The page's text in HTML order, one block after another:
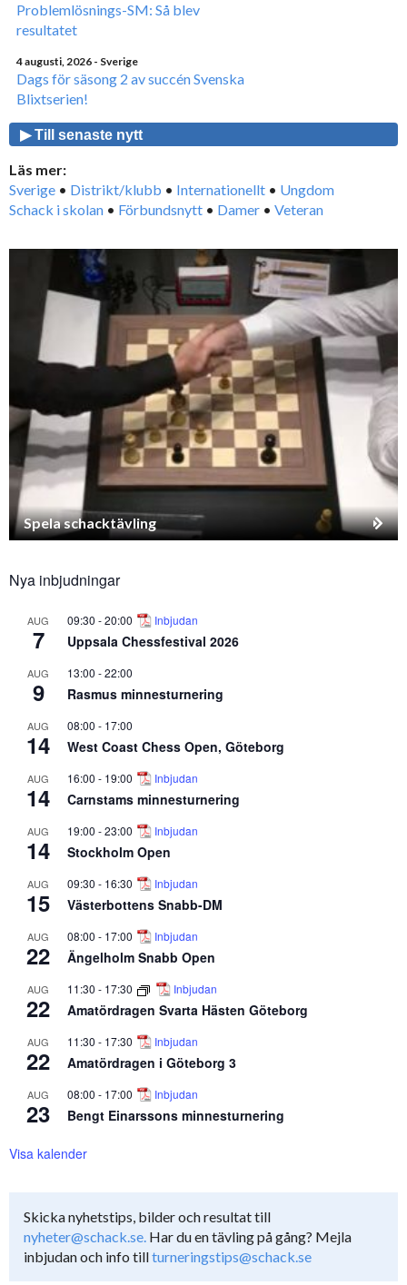
Problemlösnings-SM: Så blev
resultatet
4 augusti, 2026 - Sverige
Dags för säsong 2 av succén Svenska
Blixtserien!
▶ Till senaste nytt
Läs mer:
Sverige • Distrikt/klubb • Internationellt • Ungdom
Schack i skolan • Förbundsnytt • Damer • Veteran
Spela schacktävling
Nya inbjudningar
AUG
7
09:30 -20:00 Inbjudan
Uppsala Chessfestival 2026
AUG
9
13:00 -22:00
Rasmus minnesturnering
AUG
14
08:00 - 17:00
West Coast Chess Open, Göteborg
AUG
14
16:00 - 19:00 Inbjudan
Carnstams minnesturnering
AUG
14
19:00 -23:00 Inbjudan
Stockholm Open
AUG
15
09:30 - 16:30 Inbjudan
Västerbottens Snabb-DM
AUG
22
08:00 - 17:00 Inbjudan
Ängelholm Snabb Open
AUG
22
11:30 - 17:30 Inbjudan
Amatördragen Svarta Hästen Göteborg
AUG
22
11:30 - 17:30 Inbjudan
Amatördragen i Göteborg 3
AUG
23
08:00 - 17:00 Inbjudan
Bengt Einarssons minnesturnering
Visa kalender
Skicka nyhetstips, bilder och resultat till
nyheter@schack.se. Har du en tävling på gång? Mejla
inbjudan och info tillturneringstips@schack.se